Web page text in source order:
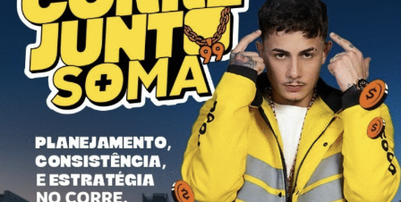
Além dos cafés de edição limitada de Nespresso, o
público também as deliciosas receitas de coquetéis do
café
Gifts of the Forest , especialmente elaboradas para
aprimorar a experiência sensorial.
Cada sugestão drinks foi cuidadosamente selecionada,
trazendo um sabor da natureza e sofisticação em cada
xícara.
Conheça também o Gift of the Forest – Acessórios